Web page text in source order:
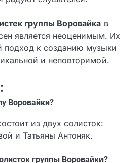
группы Воровайка в
является неоценимым. Их
подход к созданию музыки
и неповторимой.
Воровайки?
из двух солисток:
и Татьяны Антоняк.
группы Воровайки?